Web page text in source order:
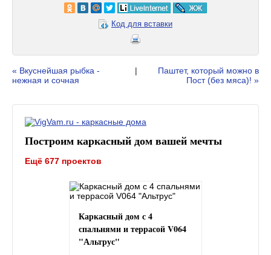
Код для вставки
« Вкуснейшая рыбка -
нежная и сочная
|
Паштет, который можно в
Пост (без мяса)! »
Построим каркасный дом вашей мечты
Ещё 677 проектов
Каркасный дом с 4
спальнями и террасой V064
"Альтрус"